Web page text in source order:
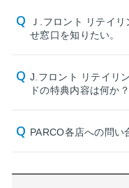
Ｊ.フロント リテイ
せ窓口を知りたい。
J.フロント リテイリ
ドの特典内容は何か？
PARCO各店への問い